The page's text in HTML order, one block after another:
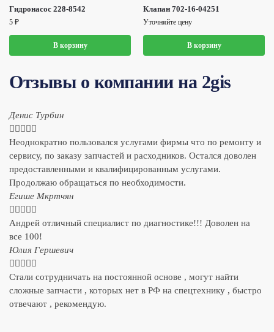
Гидронасос 228-8542
5 ₽
В корзину
Клапан 702-16-04251
Уточняйте цену
В корзину
Отзывы о компании на 2gis
Денис Турбин
    
Неоднократно пользовался услугами фирмы что по ремонту и
сервису, по заказу запчастей и расходников. Остался доволен
предоставленными и квалифицированным услугами.
Продолжаю обращаться по необходимости.
​Егише Мкртчян
    
Андрей отличный специалист по диагностике!!! Доволен на
все 100!
​Юлия Гершевич
    
Стали сотрудничать на постоянной основе , могут найти
сложные запчасти , которых нет в РФ на спецтехнику , быстро
отвечают , рекомендую.